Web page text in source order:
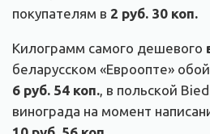
покупателям в 2 руб. 30 коп.
Килограмм самого дешевого
беларусском «Евроопте»
6 руб. 54 коп., в польской
винограда на момент